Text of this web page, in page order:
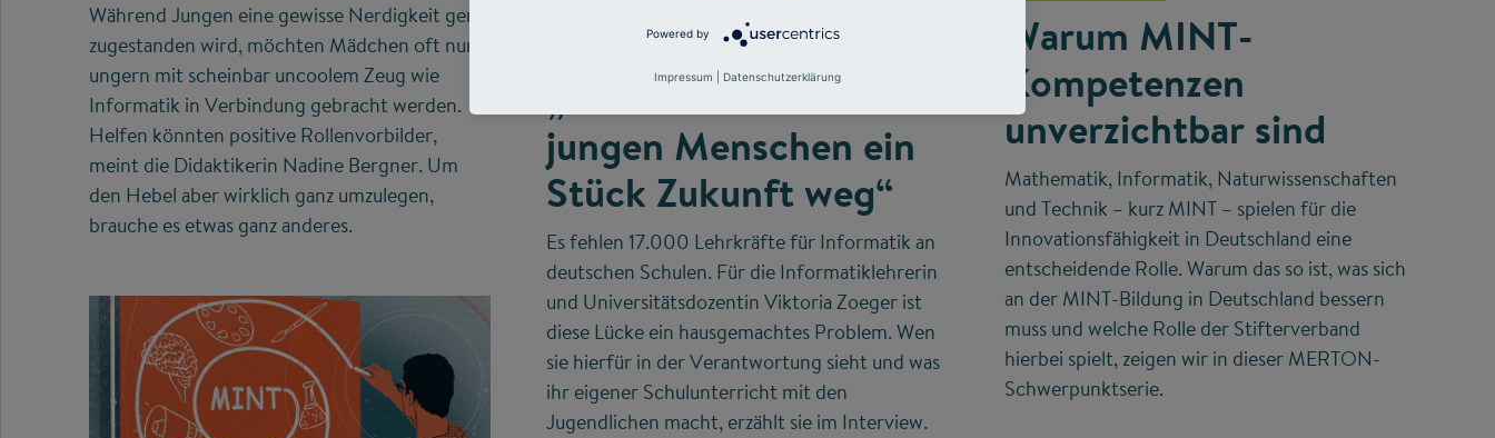
Während Jungen eine gewisse Nerdigkeit gern
zugestanden wird, möchten Mädchen oft nur
ungern mit scheinbar uncoolem Zeug wie
Informatik in Verbindung gebracht werden.
Helfen könnten positive Rollenvorbilder,
meint die Didaktikerin Nadine Bergner. Um
den Hebel aber wirklich ganz umzulegen,
brauche es etwas ganz anderes.
„Wir nehmen den
jungen Menschen ein
Stück Zukunft weg“
Es fehlen 17.000 Lehrkräfte für Informatik an
deutschen Schulen. Für die Informatiklehrerin
und Universitätsdozentin Viktoria Zoeger ist
diese Lücke ein hausgemachtes Problem. Wen
sie hierfür in der Verantwortung sieht und was
ihr eigener Schulunterricht mit den
Jugendlichen macht, erzählt sie im Interview.
Warum MINT-
Kompetenzen
unverzichtbar sind
Mathematik, Informatik, Naturwissenschaften
und Technik – kurz MINT – spielen für die
Innovationsfähigkeit in Deutschland eine
entscheidende Rolle. Warum das so ist, was sich
an der MINT-Bildung in Deutschland bessern
muss und welche Rolle der Stifterverband
hierbei spielt, zeigen wir in dieser MERTON-
Schwerpunktserie.
Powered by
Impressum Datenschutzerklärung